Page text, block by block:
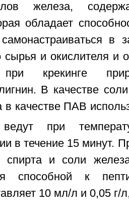
железа,
обладает
в
сырья и окислителя и
крекинге
В качестве
в качестве ПАВ
при
в течение 15 минут.
спирта и соли
способной к
10 мл/л и 0,05 г/